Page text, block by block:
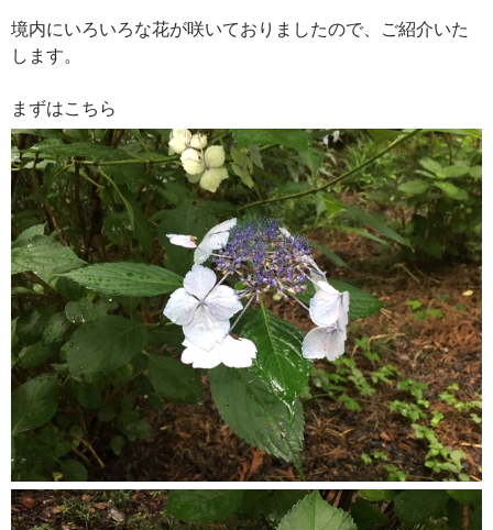
境内にいろいろな花が咲いておりましたので、ご紹介いた
します。
まずはこちら